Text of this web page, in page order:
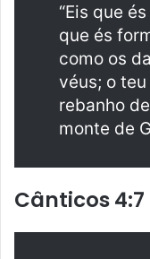
“Eis que
que és
como os
véus; o
rebanho
monte de
Cânticos 4:7